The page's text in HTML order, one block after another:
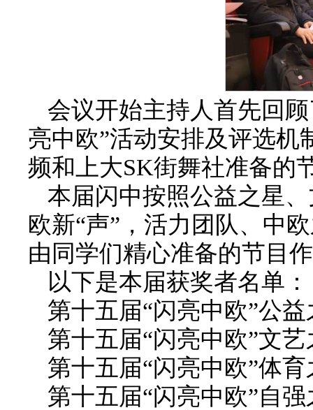
会议开始主持人首先回
亮中欧”活动安排及评选
频和上大SK街舞社准备的
本届闪中按照公益之星
欧新“声”，活力团队、中
由同学们精心准备的节目
以下是本届获奖者名单：
第十五届“闪亮中欧”公
第十五届“闪亮中欧”文
第十五届“闪亮中欧”体
第十五届“闪亮中欧”自